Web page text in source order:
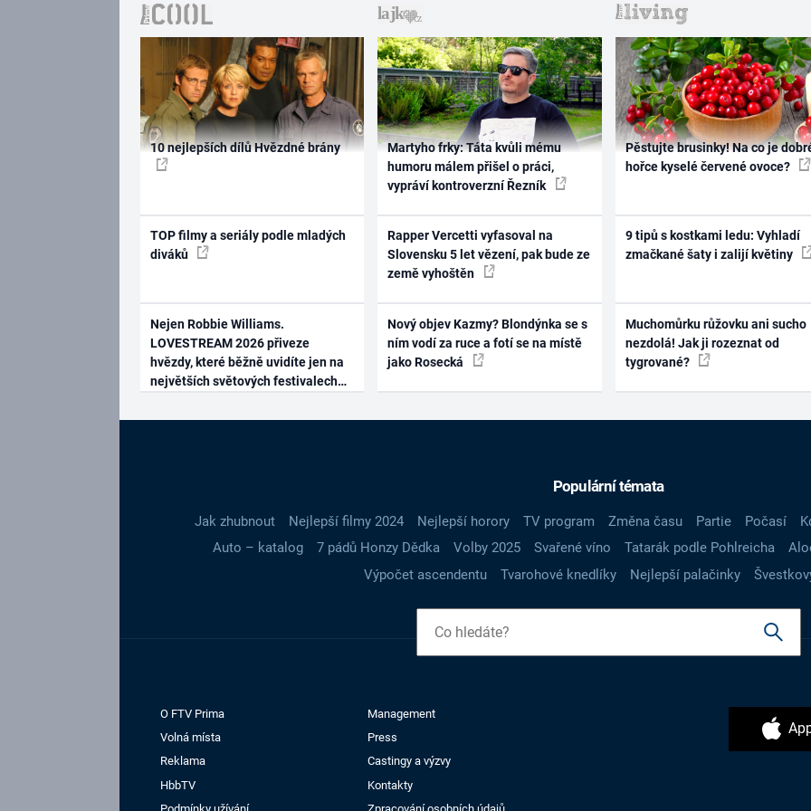
10 nejlepších dílů Hvězdné brány
TOP filmy a seriály podle mladých
diváků
Nejen Robbie Williams.
LOVESTREAM 2026 přiveze
hvězdy, které běžně uvidíte jen na
největších světových festivalech
Martyho frky: Táta kvůli mému
humoru málem přišel o práci,
vypráví kontroverzní Řezník
Rapper Vercetti vyfasoval na
Slovensku 5 let vězení, pak bude ze
země vyhoštěn
Nový objev Kazmy? Blondýnka se s
ním vodí za ruce a fotí se na místě
jako Rosecká
Pěstujte brusinky! Na co je
hořce kyselé červené ovoce?
9 tipů s kostkami ledu: Vyhladí
zmačkané šaty i zalijí květiny
Muchomůrku růžovku ani sucho
nezdolá! Jak ji rozeznat od
tygrované?
Populární témata
Jak zhubnout Nejlepší filmy 2024 Nejlepší horory TV program Změna času Partie Počasí
Auto – katalog
7 pádů Honzy Dědka Volby 2025 Svařené víno Tatarák podle Pohlreicha
Výpočet ascendentu
Tvarohové knedlíky Nejlepší palačinky
O FTV Prima
Management
Volná místa
Press
Reklama
Castingy a výzvy
HbbTV
Kontakty